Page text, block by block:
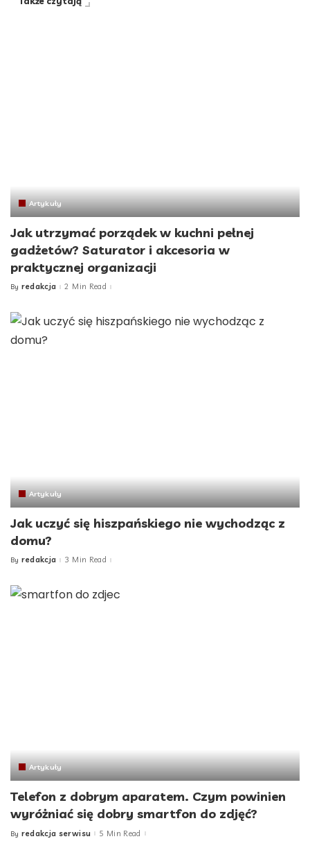
Artykuły
Jak utrzymać porządek w kuchni pełnej
gadżetów? Saturator i akcesoria w
praktycznej organizacji
Posted
By redakcja 2 Min Read
Artykuły
Jak uczyć się hiszpańskiego nie wychodząc z
domu?
Posted
By redakcja 3 Min Read
Artykuły
Telefon z dobrym aparatem. Czym powinien
wyróżniać się dobry smartfon do zdjęć?
Posted
By redakcja serwisu 5 Min Read